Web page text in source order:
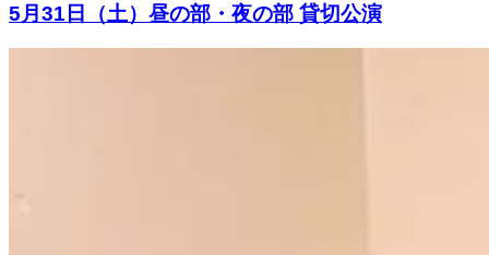
5月31日（土）昼の部・夜の部 貸切公演